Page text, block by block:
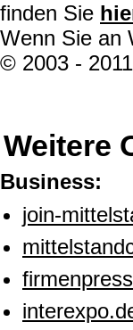
finden Sie
Wenn Sie an
© 2003 -
Weitere
Business:
join-